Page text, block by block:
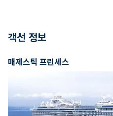
객선 정보
매제스틱 프린세스